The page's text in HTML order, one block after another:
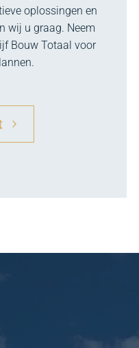
oplossingen en
wij u graag. Neem
Bouw Totaal voor